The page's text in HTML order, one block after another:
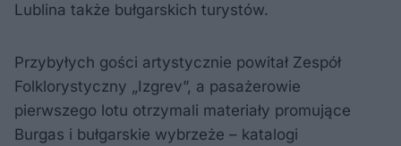
Lublina także bułgarskich turystów.
Przybyłych gości artystycznie powitał Zespół
Folklorystyczny „Izgrev”, a pasażerowie
pierwszego lotu otrzymali materiały promujące
Burgas i bułgarskie wybrzeże – katalogi